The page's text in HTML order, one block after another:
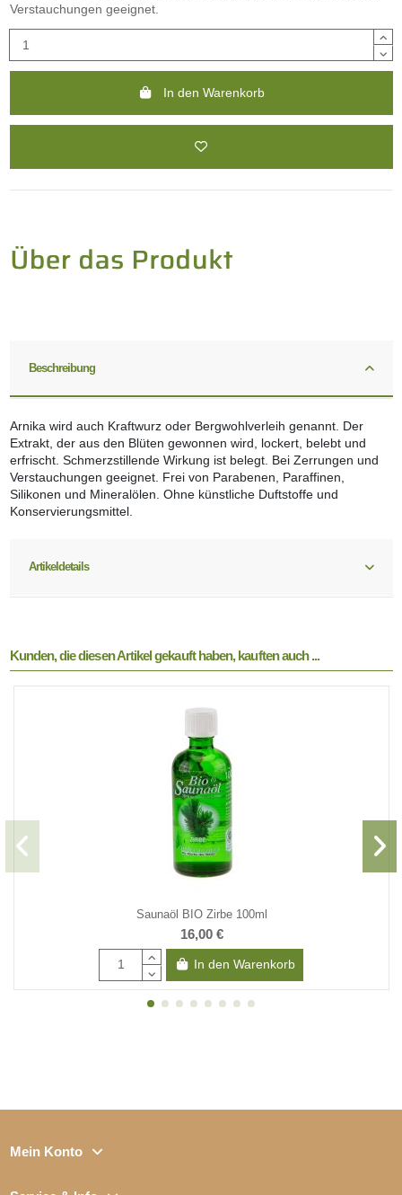
Verstauchungen geeignet.
In den Warenkorb
Beschreibung
Arnika wird auch Kraftwurz oder Bergwohlverleih genannt. Der
Extrakt, der aus den Blüten gewonnen wird, lockert, belebt und
erfrischt. Schmerzstillende Wirkung ist belegt. Bei Zerrungen und
Verstauchungen geeignet. Frei von Parabenen, Paraffinen,
Silikonen und Mineralölen. Ohne künstliche Duftstoffe und
Konservierungsmittel.
Artikeldetails
Kunden, die diesen Artikel gekauft haben, kauften auch ...
Saunaöl BIO Zirbe 100ml
16,00 €
In den Warenkorb
Mein Konto